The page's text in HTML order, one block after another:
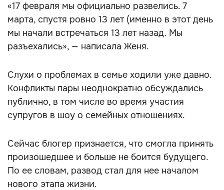
«17 февраля мы официально развелись. 7
марта, спустя ровно 13 лет (именно в этот день
мы начали встречаться 13 лет назад. Мы
разъехались», — написала Женя.
Слухи о проблемах в семье ходили уже давно.
Конфликты пары неоднократно обсуждались
публично, в том числе во время участия
супругов в шоу о семейных отношениях.
Сейчас блогер признается, что смогла принять
произошедшее и больше не боится будущего.
По ее словам, развод стал для нее началом
нового этапа жизни.